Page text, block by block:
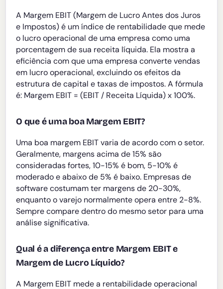
A Margem EBIT (Margem de Lucro Antes dos Juros
e Impostos) é um índice de rentabilidade que mede
o lucro operacional de uma empresa como uma
porcentagem de sua receita líquida. Ela mostra a
eficiência com que uma empresa converte vendas
em lucro operacional, excluindo os efeitos da
estrutura de capital e taxas de impostos. A fórmula
é: Margem EBIT = (EBIT / Receita Líquida) x 100%.
O que é uma boa Margem EBIT?
Uma boa margem EBIT varia de acordo com o setor.
Geralmente, margens acima de 15% são
consideradas fortes, 10-15% é bom, 5-10% é
moderado e abaixo de 5% é baixo. Empresas de
software costumam ter margens de 20-30%,
enquanto o varejo normalmente opera entre 2-8%.
Sempre compare dentro do mesmo setor para uma
análise significativa.
Qual é a diferença entre Margem EBIT e
Margem de Lucro Líquido?
A Margem EBIT mede a rentabilidade operacional